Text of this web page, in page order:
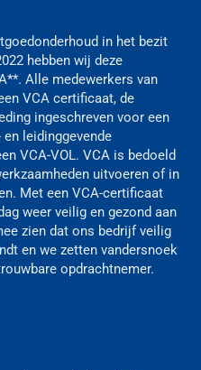
in het bezit
hebben wij deze
Alle medewerkers van
VCA certificaat, de
ingeschreven voor een
leidinggevende
VCA-VOL. VCA is bedoeld
uitvoeren of in
Met een VCA-certificaat
weer veilig en gezond aan
zien dat ons bedrijf veilig
en we zetten vandersnoek
opdrachtnemer.